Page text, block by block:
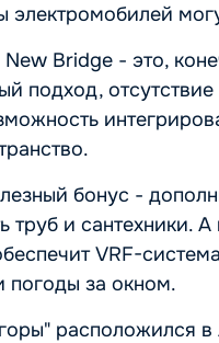
электромобилей
Bridge - это,
подход,
бонус -
труб и сантехники.
VRF-
погоды за окном.
расположился